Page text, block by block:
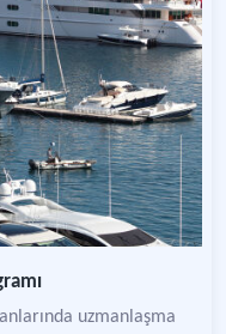
uzmanlaşma